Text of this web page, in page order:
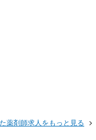
薬剤師求人をもっと見る